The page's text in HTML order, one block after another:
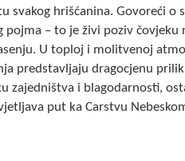
svakog hrišćanina. Govoreći
– to je živi poziv čovjeku
U toploj i molitvenoj
predstavljaju dragocjenu
zajedništva i blagodarnosti,
put ka Carstvu